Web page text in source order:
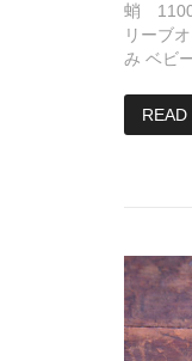
蛸
リーブ
み ベビ